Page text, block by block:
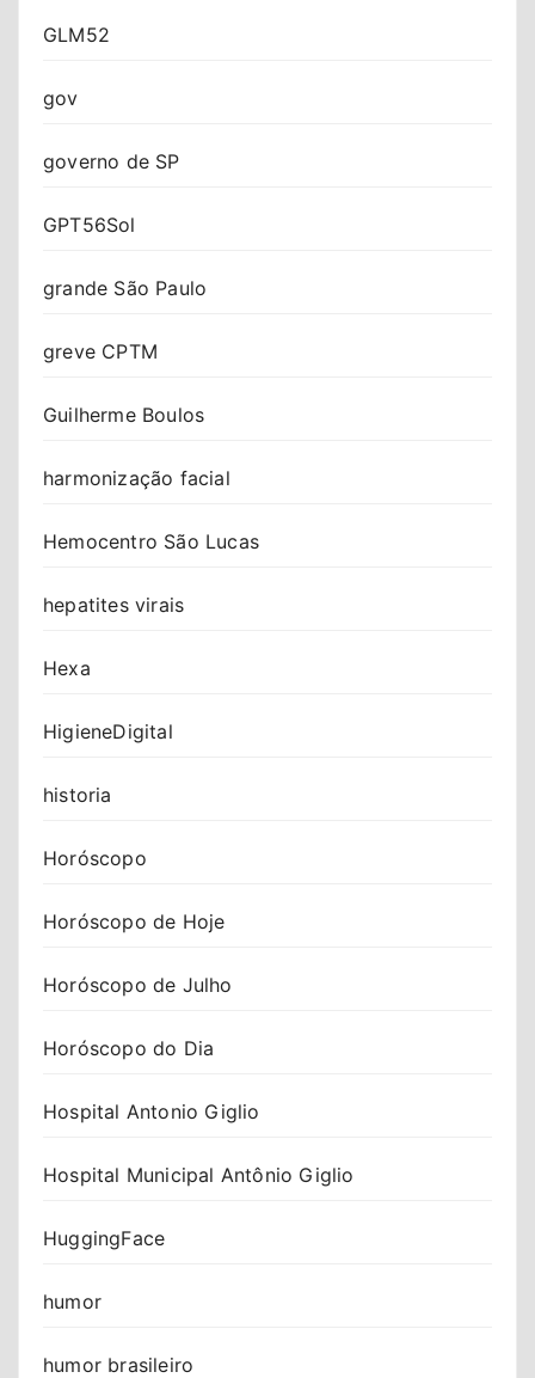
GLM52
gov
governo de SP
GPT56Sol
grande São Paulo
greve CPTM
Guilherme Boulos
harmonização facial
Hemocentro São Lucas
hepatites virais
Hexa
HigieneDigital
historia
Horóscopo
Horóscopo de Hoje
Horóscopo de Julho
Horóscopo do Dia
Hospital Antonio Giglio
Hospital Municipal Antônio Giglio
HuggingFace
humor
humor brasileiro